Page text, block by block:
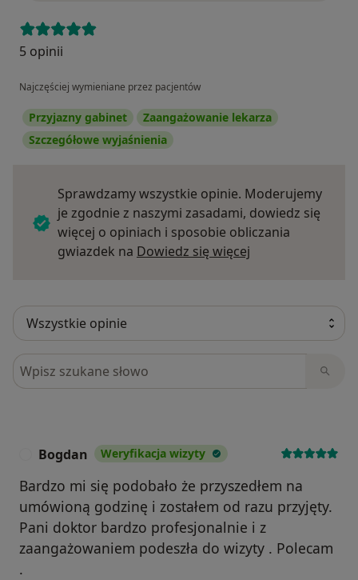
5 opinii
Najczęściej wymieniane przez pacjentów
Przyjazny gabinet
Zaangażowanie lekarza
Szczegółowe wyjaśnienia
Sprawdzamy wszystkie opinie. Moderujemy
je zgodnie z naszymi zasadami, dowiedz się
więcej o opiniach i sposobie obliczania
gwiazdek na Dowiedz się więcej
Szukaj w opiniach
Bogdan Weryfikacja wizyty
Bardzo mi się podobało że przyszedłem na
umówioną godzinę i zostałem od razu przyjęty.
Pani doktor bardzo profesjonalnie i z
zaangażowaniem podeszła do wizyty . Polecam
.